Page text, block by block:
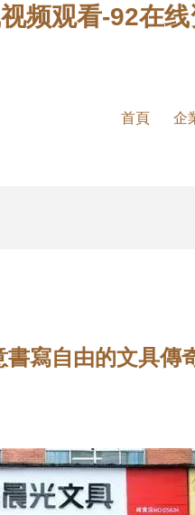
频观看-92在
首頁 企
書寫自由的文具傳